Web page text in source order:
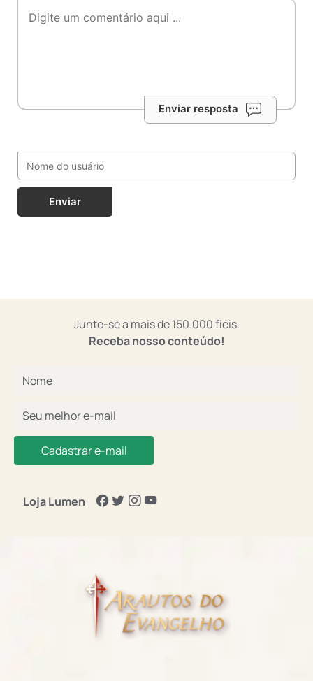
Enviar resposta
Enviar
Junte-se a mais de 150.000 fiéis.
Receba nosso conteúdo!
Cadastrar e-mail
Loja Lumen